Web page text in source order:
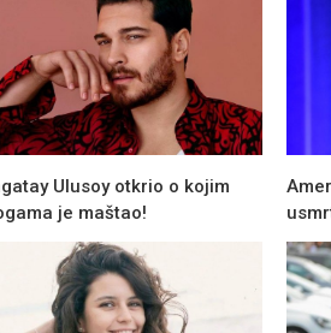
Ulusoy otkrio o kojim
je maštao!